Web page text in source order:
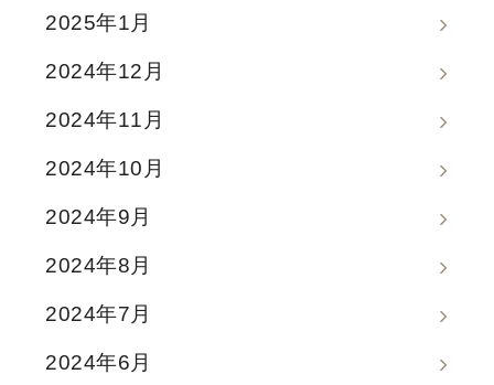
2025年1月
2024年12月
2024年11月
2024年10月
2024年9月
2024年8月
2024年7月
2024年6月